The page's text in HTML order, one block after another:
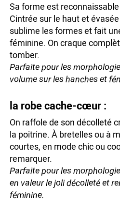
Sa forme est
Cintrée sur le haut et
sublime les formes et fait
féminine. On craque
tomber.
Parfaite pour les
volume sur les hanches et
la robe cache-cœur :
On raffole de son décolleté
la poitrine. À bretelles ou à
courtes, en mode chic ou
remarquer.
Parfaite pour les
en valeur le joli décolleté et
féminine.